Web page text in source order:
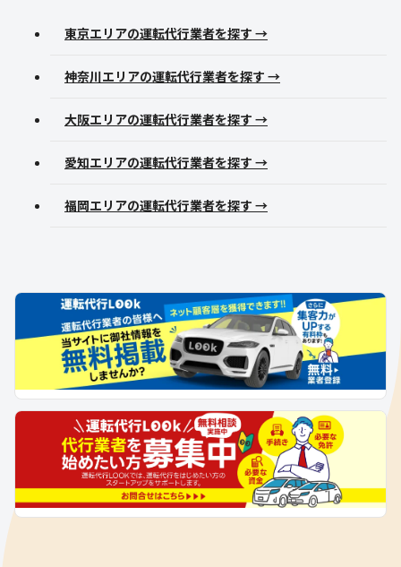
東京エリアの運転代行業者を探す →
神奈川エリアの運転代行業者を探す →
大阪エリアの運転代行業者を探す →
愛知エリアの運転代行業者を探す →
福岡エリアの運転代行業者を探す →